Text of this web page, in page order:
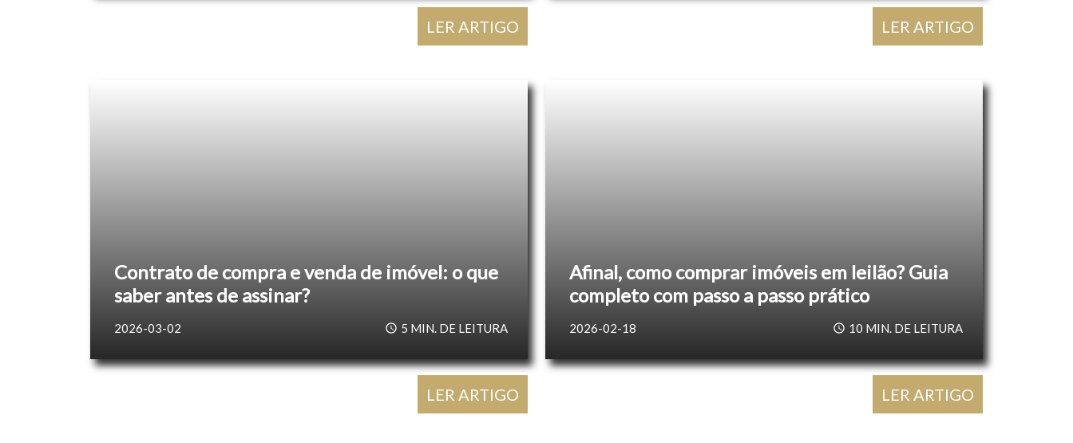
LER ARTIGO LER ARTIGO
Contrato de compra e venda de imóvel: o que
saber antes de assinar?
2026-03-02 5 MIN. DE LEITURA
LER ARTIGO
Afinal, como comprar imóveis em leilão? Guia
completo com passo a passo prático
2026-02-18 10 MIN. DE LEITURA
LER ARTIGO